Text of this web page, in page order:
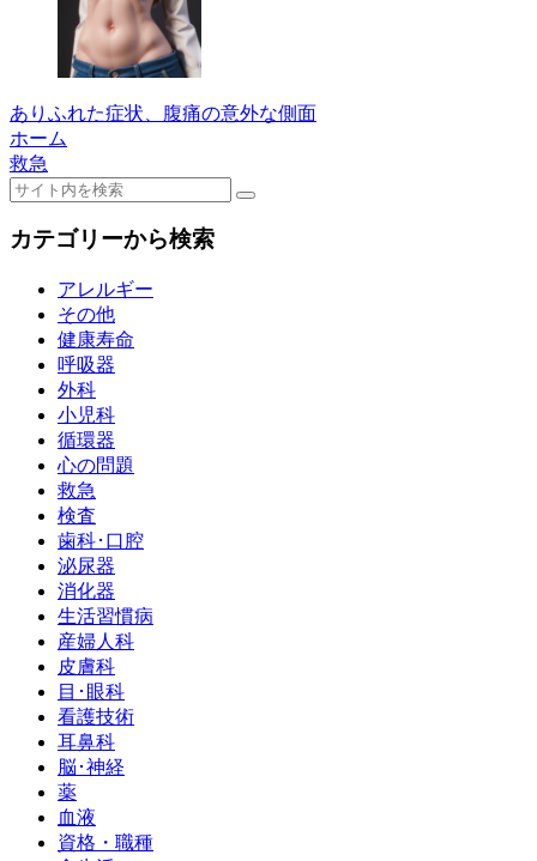
ありふれた症状、腹痛の意外な側面
ホーム
救急
カテゴリーから検索
アレルギー
その他
健康寿命
呼吸器
外科
小児科
循環器
心の問題
救急
検査
歯科･口腔
泌尿器
消化器
生活習慣病
産婦人科
皮膚科
目･眼科
看護技術
耳鼻科
脳･神経
薬
血液
資格・職種